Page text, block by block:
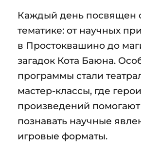
Каждый день посвящен
тематике: от научных
в Простоквашино до
загадок Кота Баюна.
программы стали
мастер-классы, где
произведений
познавать научные
игровые форматы.